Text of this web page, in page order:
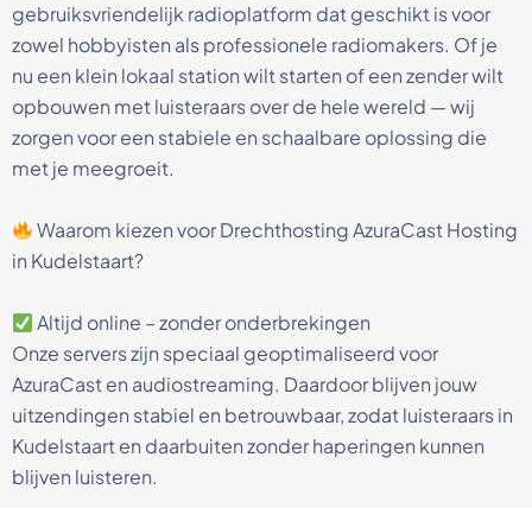
gebruiksvriendelijk radioplatform dat geschikt is voor
zowel hobbyisten als professionele radiomakers. Of je
nu een klein lokaal station wilt starten of een zender wilt
opbouwen met luisteraars over de hele wereld — wij
zorgen voor een stabiele en schaalbare oplossing die
met je meegroeit.
Waarom kiezen voor Drechthosting AzuraCast Hosting
in Kudelstaart?
Altijd online – zonder onderbrekingen
Onze servers zijn speciaal geoptimaliseerd voor
AzuraCast en audiostreaming. Daardoor blijven jouw
uitzendingen stabiel en betrouwbaar, zodat luisteraars in
Kudelstaart en daarbuiten zonder haperingen kunnen
blijven luisteren.